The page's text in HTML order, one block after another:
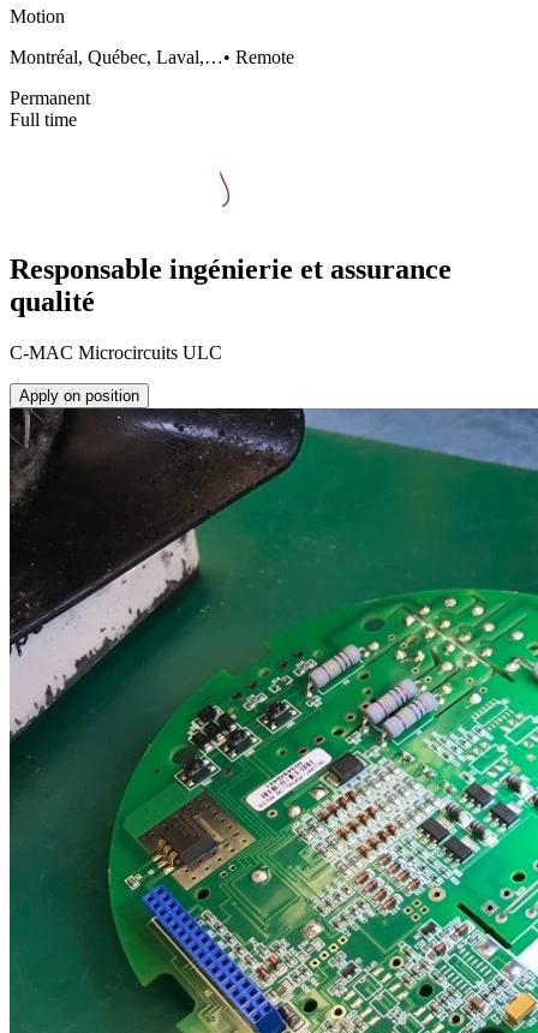
Motion
Montréal, Québec, Laval,…• Remote
Permanent
Full time
Responsable ingénierie et assurance
qualité
C-MAC Microcircuits ULC
Apply on position